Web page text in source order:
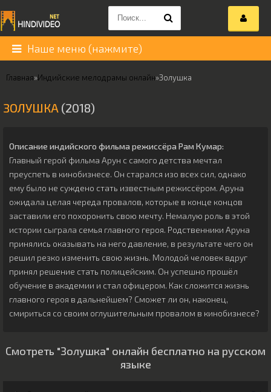
Наше меню (нажмите)
Главная»Индийские мелодрамы онлайн»Золушка
ЗОЛУШКА (2018)
Описание индийского фильма режиссёра Рам Кумар:
Главный герой фильма Арун с самого детства мечтал
преуспеть в кинобизнесе. Он старался изо всех сил, однако
ему было не суждено стать известным режиссёром. Аруна
ожидала целая череда провалов, которые в конце концов
заставили его похоронить свою мечту. Немалую роль в этой
истории сыграла семья главного героя. Родственники Аруна
принялись оказывать на него давление, в результате чего он
решил резко изменить свою жизнь. Молодой человек вдруг
принял решение стать полицейским. Он успешно прошёл
обучение в академии и стал офицером. Как сложится жизнь
главного героя в дальнейшем? Сможет ли он, наконец,
смириться со своим оглушительным провалом в кинобизнесе?
Смотреть "Золушка" онлайн бесплатно на русском
языке